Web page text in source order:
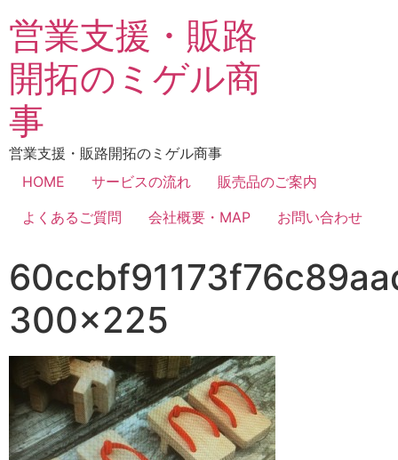
営業支援・販路
開拓のミゲル商
事
営業支援・販路開拓のミゲル商事
HOME
サービスの流れ
販売品のご案内
よくあるご質問
会社概要・MAP お問い合わせ
300×225